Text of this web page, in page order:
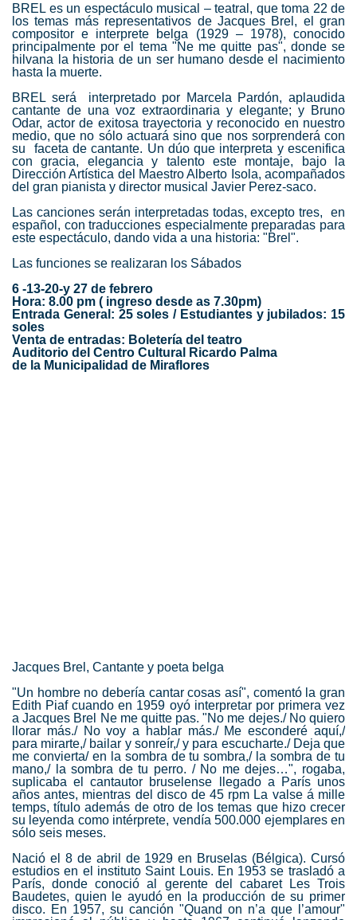
BREL es un espectáculo musical – teatral, que toma 22 de
los temas más representativos de Jacques Brel, el gran
compositor e interprete belga (1929 – 1978), conocido
principalmente por el tema "Ne me quitte pas", donde se
hilvana la historia de un ser humano desde el nacimiento
hasta la muerte.
BREL será interpretado por Marcela Pardón, aplaudida
cantante de una voz extraordinaria y elegante; y Bruno
Odar, actor de exitosa trayectoria y reconocido en nuestro
medio, que no sólo actuará sino que nos sorprenderá con
su faceta de cantante. Un dúo que interpreta y escenifica
con gracia, elegancia y talento este montaje, bajo la
Dirección Artística del Maestro Alberto Isola, acompañados
del gran pianista y director musical Javier Perez-saco.
Las canciones serán interpretadas todas, excepto tres, en
español, con traducciones especialmente preparadas para
este espectáculo, dando vida a una historia: "Brel".
Las funciones se realizaran los Sábados
6 -13-20-y 27 de febrero
Hora: 8.00 pm ( ingreso desde as 7.30pm)
Entrada General: 25 soles / Estudiantes y jubilados: 15
soles
Venta de entradas: Boletería del teatro
Auditorio del Centro Cultural Ricardo Palma
de la Municipalidad de Miraflores
Jacques Brel, Cantante y poeta belga
"Un hombre no debería cantar cosas así", comentó la gran
Edith Piaf cuando en 1959 oyó interpretar por primera vez
a Jacques Brel Ne me quitte pas. "No me dejes./ No quiero
llorar más./ No voy a hablar más./ Me esconderé aquí,/
para mirarte,/ bailar y sonreír,/ y para escucharte./ Deja que
me convierta/ en la sombra de tu sombra,/ la sombra de tu
mano,/ la sombra de tu perro. / No me dejes…", rogaba,
suplicaba el cantautor bruselense llegado a París unos
años antes, mientras del disco de 45 rpm La valse á mille
temps, título además de otro de los temas que hizo crecer
su leyenda como intérprete, vendía 500.000 ejemplares en
sólo seis meses.
Nació el 8 de abril de 1929 en Bruselas (Bélgica). Cursó
estudios en el instituto Saint Louis. En 1953 se trasladó a
París, donde conoció al gerente del cabaret Les Trois
Baudetes, quien le ayudó en la producción de su primer
disco. En 1957, su canción "Quand on n’a que l’amour"